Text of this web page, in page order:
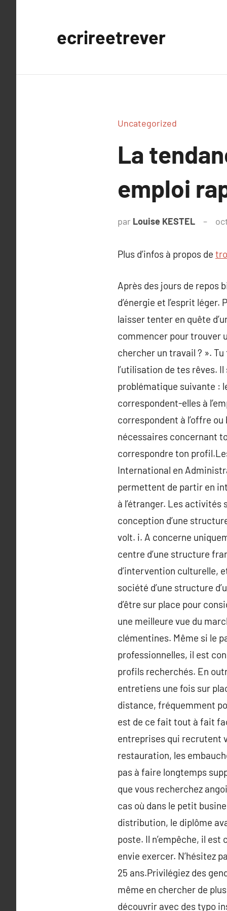
ecrireetrever
Uncategorized
La
emploi
par Louise KESTEL
Plus d’infos à propos de
Après des jours de repos
d’énergie et l’esprit
laisser tenter en quête
commencer pour trouver
chercher un travail ? ».
l’utilisation de tes rêves.
problématique suivante :
correspondent-elles à
correspondent à l’offre
nécessaires concernant
correspondre ton
International en
permettent de partir en
à l’étranger. Les
conception d’une
volt. i. A concerne
centre d’une structure
d’intervention culturelle,
société d’une structure
d’être sur place pour
une meilleure vue du
clémentines. Même si le
professionnelles, il est
profils recherchés. En
entretiens une fois sur
distance, fréquemment
est de ce fait tout à fait
entreprises qui recrutent
restauration, les
pas à faire longtemps
que vous recherchez
cas où dans le petit
distribution, le diplôme
poste. Il n’empêche, il
envie exercer. N’hésitez
25 ans.Privilégiez des
même en chercher de
découvrir avec des typo